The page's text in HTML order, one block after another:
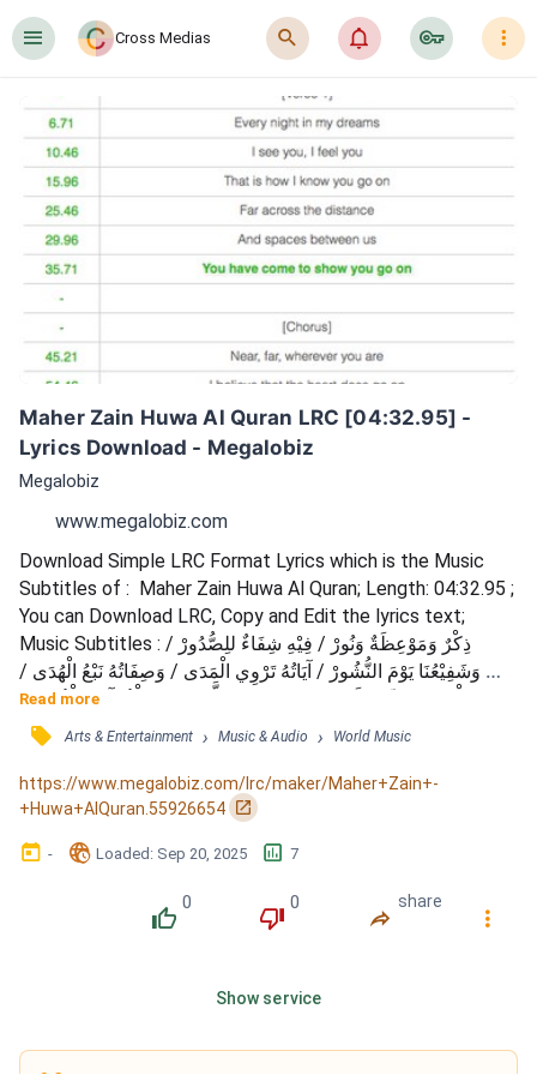
󰍜 Cross Medias 󰍉 󰂜 󰷖 󰇙
Maher Zain Huwa Al Quran LRC [04:32.95] -
Lyrics Download - Megalobiz
Megalobiz
www.megalobiz.com
Download Simple LRC Format Lyrics which is the Music
Subtitles of :  Maher Zain Huwa Al Quran; Length: 04:32.95 ;
You can Download LRC, Copy and Edit the lyrics text;
Music Subtitles : ذِكْرٌ وَمَوْعِظَةٌ وَنُورْ / فِيْهِ شِفَاءٌ للِصُّدُورْ /
وَشَفِيْعُنَا يَوْمَ النُّشُورْ / آيَاتُهُ تَرْوِي الْمَدَى / وَصِفَاتُهُ نَبْعُ الْهُدَى /
نَرْقَى الْجِنَانَ بِحُبِّهِ / لَنْ تَسْتَقِيْمَ حَيَاتُنَا، إِلَّا بِهِ / هُوَ الْقُرْآنُ وَالْفُرْقَانْ
/ إِلَيْهِ تُنْصِتُ الْأَكْوَانْ / وَفِيْهِ تُعَطَّرُ الْآ...
Read more
󰓹 Arts & Entertainment › Music & Audio › World Music
https://www.megalobiz.com/lrc/maker/Maher+Zain+-
+Huwa+AlQuran.55926654 󰏌
󰃶 - 󱉊 Loaded: Sep 20, 2025 󱕎 7
󰔔
0
󰔒
0
󰤲
share
󰇙
Show service